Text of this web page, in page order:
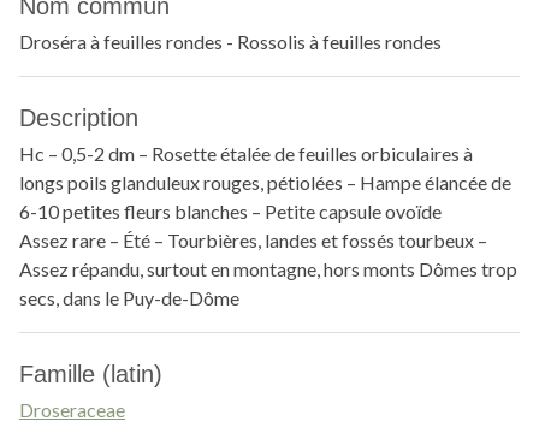
Nom commun
Droséra à feuilles rondes - Rossolis à feuilles rondes
Description
Hc – 0,5-2 dm – Rosette étalée de feuilles orbiculaires à
longs poils glanduleux rouges, pétiolées – Hampe élancée de
6-10 petites fleurs blanches – Petite capsule ovoïde
Assez rare – Été – Tourbières, landes et fossés tourbeux –
Assez répandu, surtout en montagne, hors monts Dômes trop
secs, dans le Puy-de-Dôme
Famille (latin)
Droseraceae